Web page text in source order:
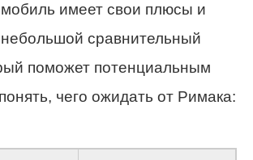
имеет свои плюсы и
сравнительный
поможет потенциальным
чего ожидать от Римака: